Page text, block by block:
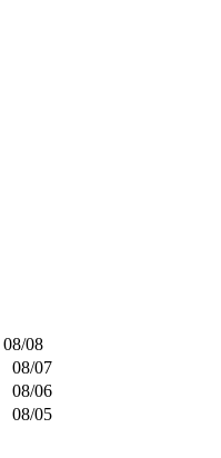
08/08
08/07
08/06
08/05